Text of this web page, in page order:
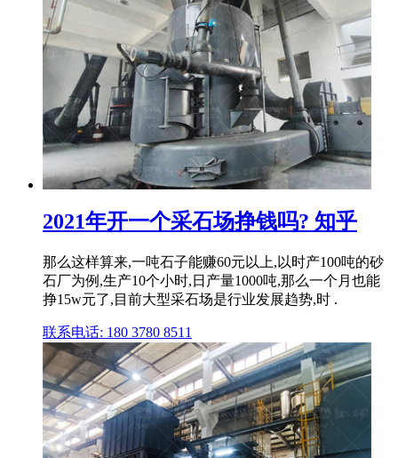
2021年开一个采石场挣钱吗? 知乎
那么这样算来,一吨石子能赚60元以上,以时产100吨的砂
石厂为例,生产10个小时,日产量1000吨,那么一个月也能
挣15w元了,目前大型采石场是行业发展趋势,时 .
联系电话: 180 3780 8511